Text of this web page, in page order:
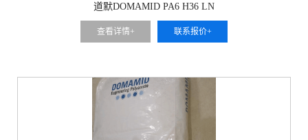
道默DOMAMID PA6 H36 LN
查看详情+ 联系报价+